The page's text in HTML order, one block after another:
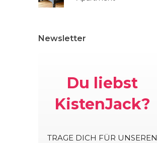
Newsletter
Du liebst
KistenJack?
TRAGE DICH FÜR UNSEREN